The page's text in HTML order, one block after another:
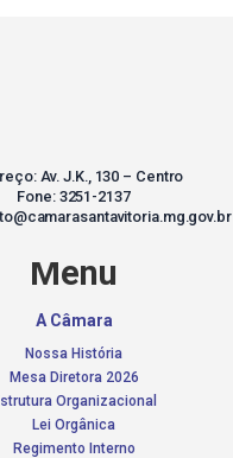
Av. J.K., 130 – Centro
Fone: 3251-2137
Menu
A Câmara
Nossa História
Mesa Diretora 2026
Organizacional
Lei Orgânica
Regimento Interno